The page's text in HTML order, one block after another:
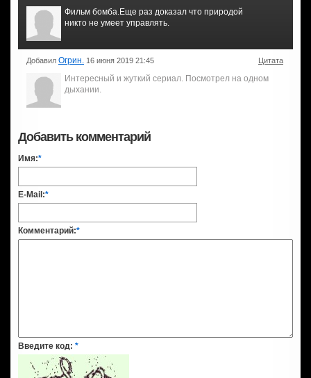
Фильм бомба.Еще раз доказал что природой
никто не умеет управлять.
Добавил Огрин. 16 июня 2019 21:45 Цитата
Интересный и жуткий сериал. Посмотрел на одном
дыхании.
Добавить комментарий
Имя:*
E-Mail:*
Комментарий:*
Введите код: *